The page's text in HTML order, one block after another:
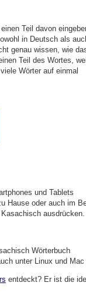
Teil davon
in Deutsch als
genau wissen, wie
Teil des Wortes,
Wörter auf einmal
und Tablets
Hause oder auch im
ausdrücken.
Wörterbuch
unter Linux und
entdeckt? Er ist die